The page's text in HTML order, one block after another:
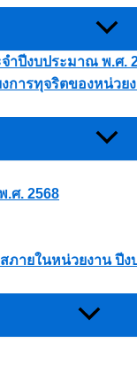
ำปีงบประมาณ พ.ศ.
การทุจริตของหน่ว
.ศ. 2568
ภายในหน่วยงาน ปี